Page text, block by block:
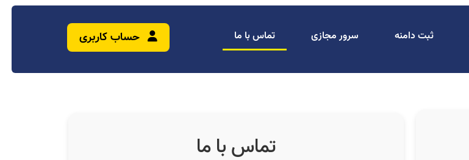
ثبت دامنه سرور مجازی تماس با ما حساب کاربری
تماس با ما